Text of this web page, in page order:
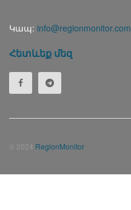
Կապ: info@regionmonitor.com
Հետևեք մեզ
© 2024 RegionMonitor